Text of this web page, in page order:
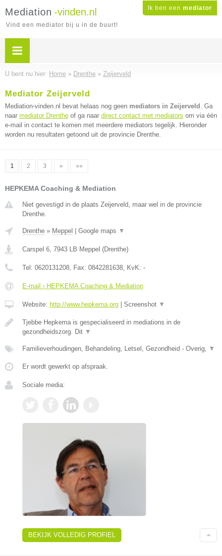
Ik ben een mediator
Mediation -vinden.nl
Vind een mediator bij u in de buurt!
U bent nu hier: Home » Drenthe » Zeijerveld
Mediator Zeijerveld
Mediation-vinden.nl bevat helaas nog geen mediators in Zeijerveld . Ga
naar mediator Drenthe of ga naar direct contact met mediators om via één
e-mail in contact te komen met meerdere mediators tegelijk. Hieronder
worden nu resultaten getoond uit de provincie Drenthe.
1 2 3 » »»
HEPKEMA Coaching & Mediation
Niet gevestigd in de plaats Zeijerveld, maar wel in de provincie
Drenthe.
Drenthe » Meppel Google maps ▼
Carspel 6, 7943 LB Meppel (Drenthe)
Tel: 0620131208, Fax: 0842281638, KvK: -
E-mail › HEPKEMA Coaching & Mediation
Website: http://www.hepkema.org Screenshot ▼
Tjebbe Hepkema is gespecialiseerd in mediations in de
gezondheidszorg. Dit ▼
Familieverhoudingen, Behandeling, Letsel, Gezondheid - Overig, ▼
Er wordt gewerkt op afspraak.
Sociale media:
BEKIJK VOLLEDIG PROFIEL